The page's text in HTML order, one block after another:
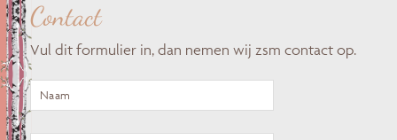
Contact
Vul dit formulier in, dan nemen wij zsm contact op.